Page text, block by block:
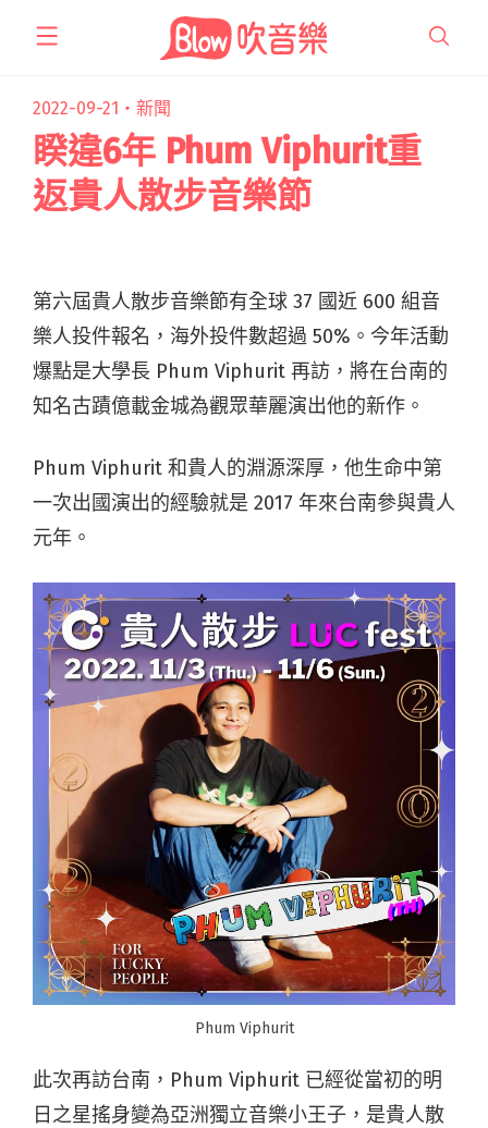
2022-09-21・ 新聞
睽違6年 Phum Viphurit重
返貴人散步音樂節
第六屆貴人散步音樂節有全球 37 國近 600 組音
樂人投件報名，海外投件數超過 50%。今年活動
爆點是大學長 Phum Viphurit 再訪，將在台南的
知名古蹟億載金城為觀眾華麗演出他的新作。
Phum Viphurit 和貴人的淵源深厚，他生命中第
一次出國演出的經驗就是 2017 年來台南參與貴人
元年。
Phum Viphurit
此次再訪台南，Phum Viphurit 已經從當初的明
日之星搖身變為亞洲獨立音樂小王子，是貴人散